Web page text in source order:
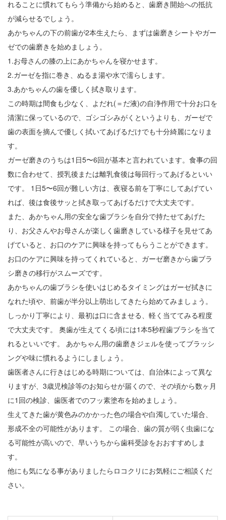
れることに慣れてもらう準備から始めると、歯磨き開始への抵抗
が減らせるでしょう。
あかちゃんの下の前歯が2本生えたら、まずは歯磨きシートやガー
ゼでの歯磨きを始めましょう。
1.お母さんの膝の上にあかちゃんを寝かせます。
2.ガーゼを指に巻き、ぬるま湯や水で濡らします。
3.あかちゃんの歯を優しく拭き取ります。
この時期は間食も少なく、よだれ(＝だ液)の自浄作用で十分お口を
清潔に保っているので、ゴシゴシみがくというよりも、ガーゼで
歯の表面を摘んで優しく拭いてあげるだけでも十分綺麗になりま
す。
ガーゼ磨きのうちは1日5〜6回が基本と言われています。食事の回
数に合わせて、授乳後または離乳食後は毎回行ってあげるといい
です。 1日5〜6回が難しい方は、夜寝る前を丁寧にしてあげてい
れば、後は食後サッと拭き取ってあげるだけで大丈夫です。
また、あかちゃん用の安全な歯ブラシを自分で持たせてあげた
り、お父さんやお母さんが楽しく歯磨きしている様子を見せてあ
げていると、お口のケアに興味を持ってもらうことができます。
お口のケアに興味を持ってくれていると、ガーゼ磨きから歯ブラ
シ磨きの移行がスムーズです。
あかちゃんの歯ブラシを使いはじめるタイミングはガーゼ拭きに
なれた頃や、前歯が半分以上萌出してきたら始めてみましょう。
しっかり丁寧により、最初は口に含ませる、軽く当ててみる程度
で大丈夫です。 奥歯が生えてくる頃には1本5秒程歯ブラシを当て
れるといいです。 あかちゃん用の歯磨きジェルを使ってブラッシ
ングや味に慣れるようにしましょう。
歯医者さんに行きはじめる時期については、自治体によって異な
りますが、3歳児検診等のお知らせが届くので、その頃から数ヶ月
に1回の検診、歯医者でのフッ素塗布を始めましょう。
生えてきた歯が黄色みのかかった色の場合や白濁していた場合、
形成不全の可能性があります。 この場合、歯の質が弱く虫歯にな
る可能性が高いので、早いうちから歯科受診をおおすすめしま
す。
他にも気になる事がありましたらロコクリにお気軽にご相談くだ
さい。